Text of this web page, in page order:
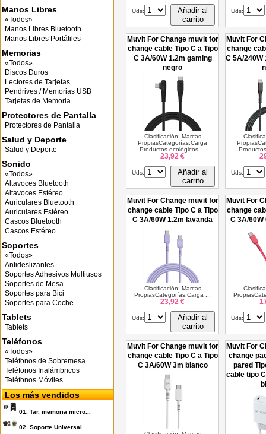
Manos Libres
«Todos»
Manos Libres Bluetooth
Manos Libres Portátiles
Memorias
«Todos»
Discos Duros
Lectores de Tarjetas
Pendrives / Memorias USB
Tarjetas de Memoria
Protectores de Pantalla
Protectores de Pantalla
Salud y Deporte
Salud y Deporte
Sonido
«Todos»
Altavoces Bluetooth
Altavoces Estéreo
Auriculares Bluetooth
Auriculares Estéreo
Cascos Bluetooth
Cascos Estéreo
Soportes
«Todos»
Antideslizantes
Soportes Adhesivos Multiusos
Soportes de Mesa
Soportes para Bici
Soportes para Coche
Tablets
Tablets
Teléfonos
«Todos»
Teléfonos de Sobremesa
Teléfonos Inalámbricos
Teléfonos Móviles
Los más vendidos
01. Tar. memoria micro...
02. Soporte Universal ...
Uds:
Añadir al
carrito
Uds:
Muvit For Change muvit for
change cable Tipo C a Tipo
C 3A/60W 1.2m gaming
negro
Clasificación: Marcas
PropiasCategorías:Carga
Productos ecológicos ...
23,92 €
Uds:
Añadir al
carrito
Muvit For
change
C 5A/
Uds:
Muvit For Change muvit for
change cable Tipo C a Tipo
C 3A/60W 1.2m lavanda
Clasificación: Marcas
PropiasCategorías:Carga ...
23,92 €
Uds:
Añadir al
carrito
Muvit For
change
C 3A/60W
Uds:
Muvit For Change muvit for
change cable Tipo C a Tipo
C 3A/60W 3m blanco
Muvit For
change
pared
cable tipo